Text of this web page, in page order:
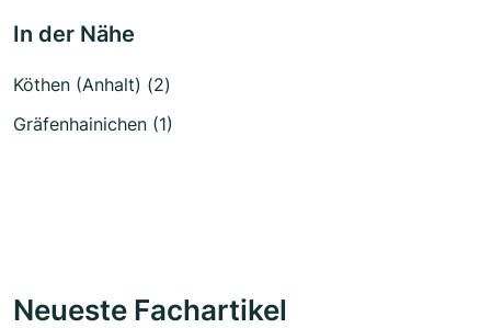
In der Nähe
Köthen (Anhalt) (2)
Gräfenhainichen (1)
Neueste Fachartikel